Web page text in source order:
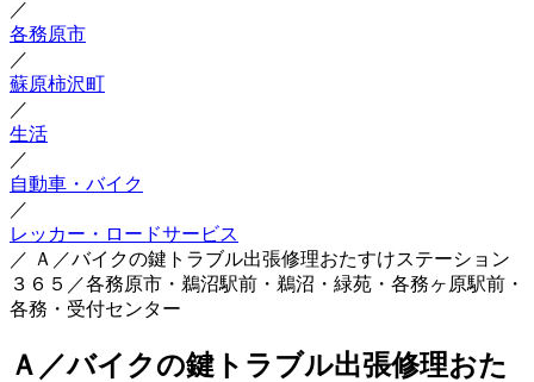
／
各務原市
／
蘇原柿沢町
／
生活
／
自動車・バイク
／
レッカー・ロードサービス
／ Ａ／バイクの鍵トラブル出張修理おたすけステーション
３６５／各務原市・鵜沼駅前・鵜沼・緑苑・各務ヶ原駅前・
各務・受付センター
Ａ／バイクの鍵トラブル出張修理おた